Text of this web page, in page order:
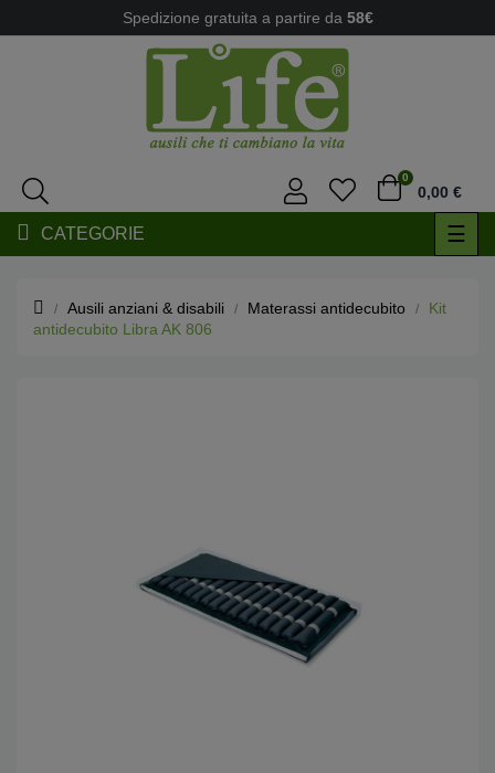
Spedizione gratuita a partire da 58€
0
0,00 €
CATEGORIE ☰
Ausili anziani & disabili Materassi antidecubito
Kit
antidecubito Libra AK 806